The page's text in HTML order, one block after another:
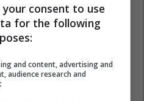
consent to use
for the following
and content, advertising and
audience research and